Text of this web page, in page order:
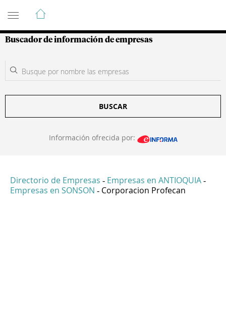
Guía de Empresas Colombianas
Buscador de información de empresas
BUSCAR
Información ofrecida por:
Directorio de Empresas - Empresas en ANTIOQUIA -
Empresas en SONSON - Corporacion Profecan